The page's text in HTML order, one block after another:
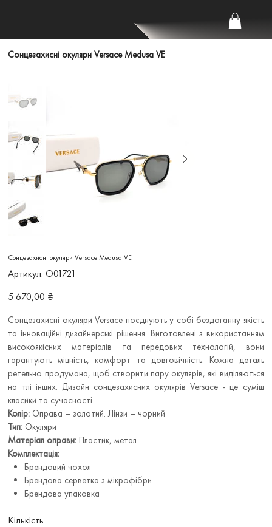
Сонцезахисні окуляри Versace Medusa VE
Сонцезахисні окуляри Versace Medusa VE
Артикул:
Артикул
О01721
О01721
Ціна
5 670,00 ₴
Сонцезахисні окуляри Versace поєднують у собі бездоганну якість
та інноваційні дизайнерські рішення. Виготовлені з використанням
високоякісних матеріалів та передових технологій, вони
гарантують міцність, комфорт та довговічність. Кожна деталь
ретельно продумана, щоб створити пару окулярів, які виділяються
на тлі інших. Дизайн сонцезахисних окулярів Versace - це суміш
класики та сучасності
Колір: Оправа – золотий. Лінзи – чорний
Тип: Окуляри
Матеріал оправи: Пластик, метал
Комплектація:
Брендовий чохол
Брендова серветка з мікрофібри
Брендова упаковка
Кількість